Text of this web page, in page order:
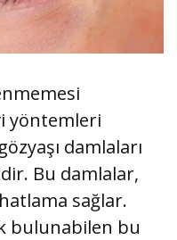
yöntemleri
damlaları
Bu damlalar,
sağlar.
bulunabilen bu